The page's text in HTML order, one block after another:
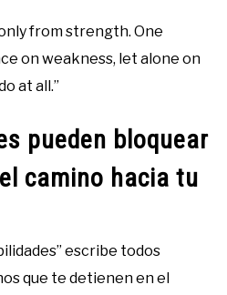
from strength. One
on weakness, let alone on
at all.”
pueden bloquear
camino hacia tu
escribe todos
que te detienen en el